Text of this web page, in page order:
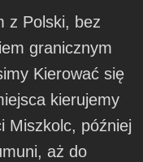
z Polski, bez
granicznym
Kierować się
kierujemy
Miszkolc, później
aż do